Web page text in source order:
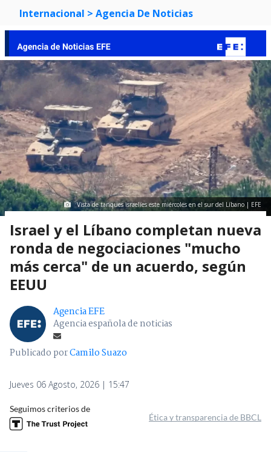
Internacional > Agencia De Noticias
Vista de tanques israelíes este miércoles en el sur del Líbano | EFE
Israel y el Líbano completan nueva
ronda de negociaciones "mucho
más cerca" de un acuerdo, según
EEUU
Agencia EFE
Agencia española de noticias
Publicado porCamilo Suazo
Jueves 06 Agosto, 2026 | 15:47
Seguimos criterios de
Ética y transparencia de BBCL